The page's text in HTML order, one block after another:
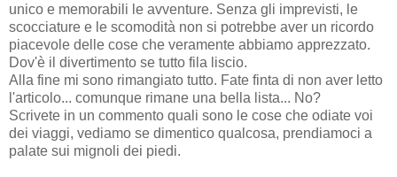
unico e memorabili le avventure. Senza gli imprevisti, le
scocciature e le scomodità non si potrebbe aver un ricordo
piacevole delle cose che veramente abbiamo apprezzato.
Dov'è il divertimento se tutto fila liscio.
Alla fine mi sono rimangiato tutto. Fate finta di non aver letto
l'articolo... comunque rimane una bella lista... No?
Scrivete in un commento quali sono le cose che odiate voi
dei viaggi, vediamo se dimentico qualcosa, prendiamoci a
palate sui mignoli dei piedi.